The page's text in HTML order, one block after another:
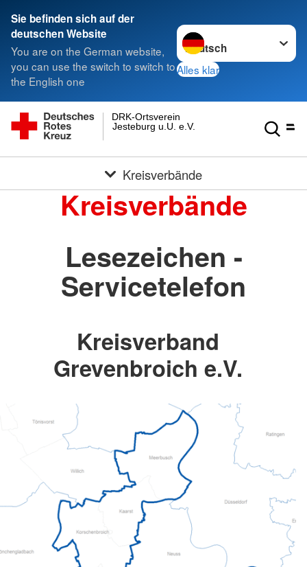
Sie befinden sich auf der
deutschen Website
You are on the German website,
you can use the switch to switch to
the English one
Sprache wechseln zu
Alles klar
Jesteburg u.U. e.V.
DRK-Ortsverein
Kreisverbände
Kreisverbände
Lesezeichen -
Servicetelefon
Kreisverband
Grevenbroich e.V.